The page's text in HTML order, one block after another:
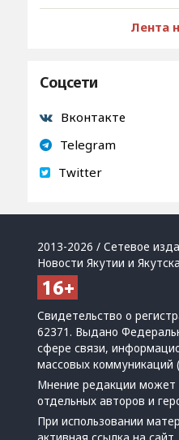
Лента
Соцсети
Вконтакте
Telegram
Twitter
2013-2026 / Сетевое
Новости Якутии и Якутска
Свидетельство о
62371. Выдано
сфере связи,
массовых коммуникаций
Мнение редакции может
отдельных авторов и
При использовании